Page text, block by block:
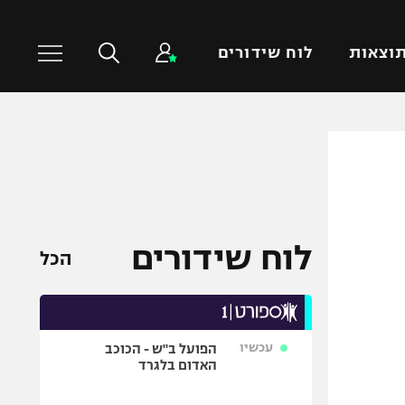
תוצאות לוח שידורים
שחייה
ג'ודו
ספורט אולימפי
לוח שידורים הכל
עכשיו
הפועל ב"ש - הכוכב
האדום בלגרד